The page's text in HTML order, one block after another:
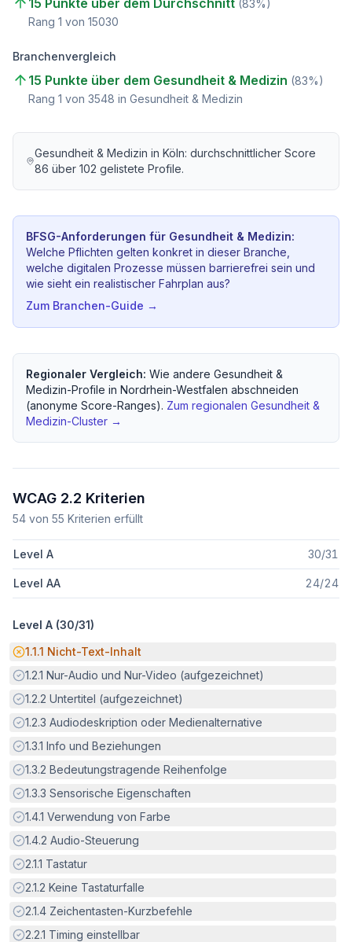
15 Punkte über dem Durchschnitt (83%)
Rang 1 von 15030
Branchenvergleich
15 Punkte über dem Gesundheit & Medizin (83%)
Rang 1 von 3548 in Gesundheit & Medizin
Gesundheit & Medizin in Köln: durchschnittlicher Score
86 über 102 gelistete Profile.
BFSG-Anforderungen für Gesundheit & Medizin:
Welche Pflichten gelten konkret in dieser Branche,
welche digitalen Prozesse müssen barrierefrei sein und
wie sieht ein realistischer Fahrplan aus?
Zum Branchen-Guide →
Regionaler Vergleich: Wie andere Gesundheit &
Medizin-Profile in Nordrhein-Westfalen abschneiden
(anonyme Score-Ranges). Zum regionalen Gesundheit &
Medizin-Cluster →
WCAG 2.2 Kriterien
54 von 55 Kriterien erfüllt
Level A 30/31
Level AA 24/24
Level A (30/31)
Potenzielle Barriere:
1.1.1 Nicht-Text-Inhalt
Erfüllt:
1.2.1 Nur-Audio und Nur-Video (aufgezeichnet)
Erfüllt:
1.2.2 Untertitel (aufgezeichnet)
Erfüllt:
1.2.3 Audiodeskription oder Medienalternative
Erfüllt:
1.3.1 Info und Beziehungen
Erfüllt:
1.3.2 Bedeutungstragende Reihenfolge
Erfüllt:
1.3.3 Sensorische Eigenschaften
Erfüllt:
1.4.1 Verwendung von Farbe
Erfüllt:
1.4.2 Audio-Steuerung
Erfüllt:
2.1.1 Tastatur
Erfüllt:
2.1.2 Keine Tastaturfalle
Erfüllt:
2.1.4 Zeichentasten-Kurzbefehle
Erfüllt:
2.2.1 Timing einstellbar